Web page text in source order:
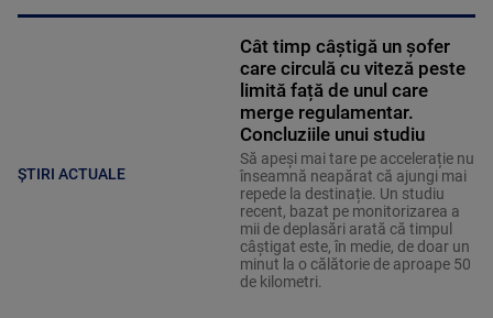
ȘTIRI ACTUALE
Cât timp câștigă un șofer
care circulă cu viteză peste
limită față de unul care
merge regulamentar.
Concluziile unui studiu
Să apeși mai tare pe accelerație nu
înseamnă neapărat că ajungi mai
repede la destinație. Un studiu
recent, bazat pe monitorizarea a
mii de deplasări arată că timpul
câștigat este, în medie, de doar un
minut la o călătorie de aproape 50
de kilometri.